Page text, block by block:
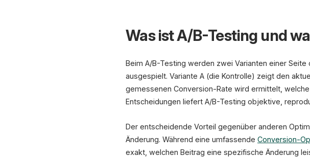
Was ist A/B-Testing und
Beim A/B-Testing werden zwei Varianten einer
ausgespielt. Variante A (die Kontrolle) zeigt den
gemessenen Conversion-Rate wird ermittelt,
Entscheidungen liefert A/B-Testing objektive,
Der entscheidende Vorteil gegenüber anderen
Änderung. Während eine umfassende Conversion-
exakt, welchen Beitrag eine spezifische Änderung